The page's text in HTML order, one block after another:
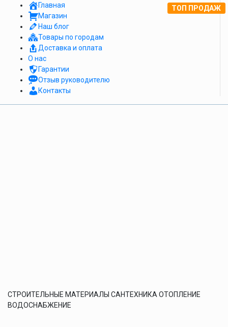
Главная
Магазин
Наш блог
Товары по городам
Доставка и оплата
О нас
Гарантии
Отзыв руководителю
Контакты
СТРОИТЕЛЬНЫЕ МАТЕРИАЛЫ САНТЕХНИКА ОТОПЛЕНИЕ
ВОДОСНАБЖЕНИЕ
ТОП ПРОДАЖ